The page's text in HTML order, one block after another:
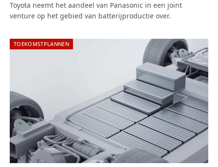
Toyota neemt het aandeel van Panasonic in een joint
venture op het gebied van batterijproductie over.
TOEKOMSTPLANNEN